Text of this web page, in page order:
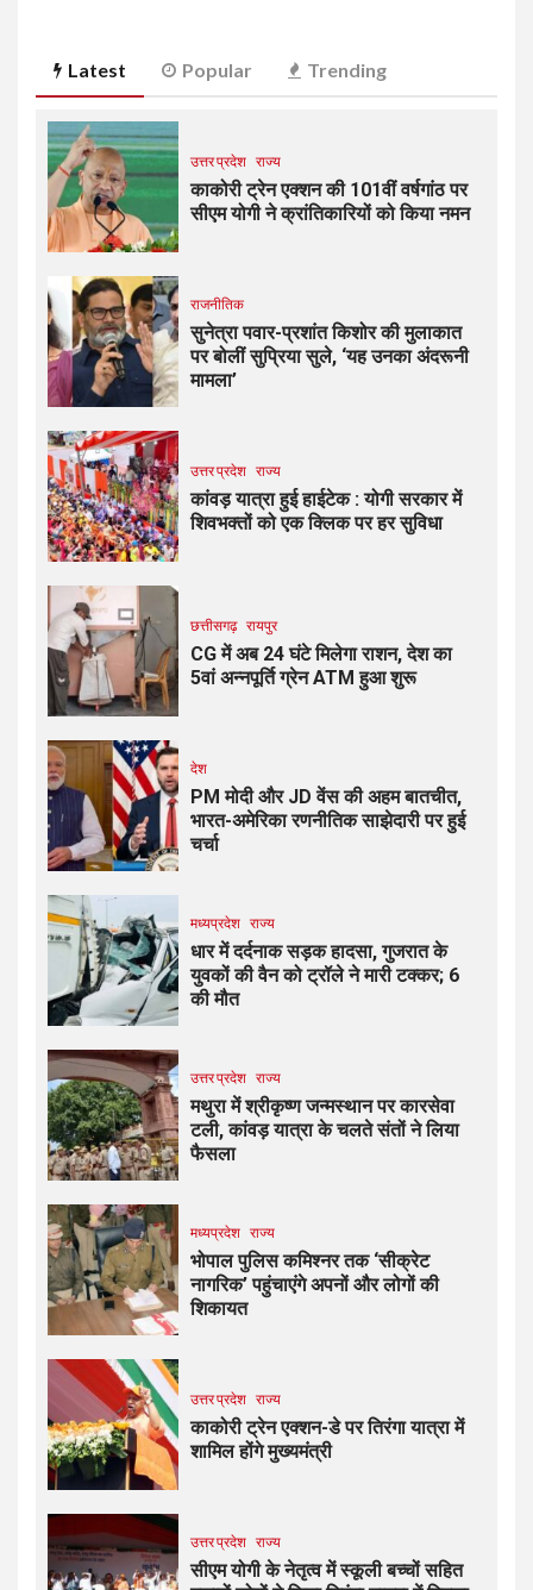
Latest Popular Trending
उत्तर प्रदेश राज्य
काकोरी ट्रेन एक्शन की 101वीं वर्षगांठ पर
सीएम योगी ने क्रांतिकारियों को किया नमन
राजनीतिक
सुनेत्रा पवार-प्रशांत किशोर की मुलाकात
पर बोलीं सुप्रिया सुले, ‘यह उनका अंदरूनी
मामला’
उत्तर प्रदेश राज्य
कांवड़ यात्रा हुई हाईटेक : योगी सरकार में
शिवभक्तों को एक क्लिक पर हर सुविधा
छत्तीसगढ़ रायपुर
CG में अब 24 घंटे मिलेगा राशन, देश का
5वां अन्नपूर्ति ग्रेन ATM हुआ शुरू
देश
PM मोदी और JD वेंस की अहम बातचीत,
भारत-अमेरिका रणनीतिक साझेदारी पर हुई
चर्चा
मध्यप्रदेश राज्य
धार में दर्दनाक सड़क हादसा, गुजरात के
युवकों की वैन को ट्रॉले ने मारी टक्कर; 6
की मौत
उत्तर प्रदेश राज्य
मथुरा में श्रीकृष्ण जन्मस्थान पर कारसेवा
टली, कांवड़ यात्रा के चलते संतों ने लिया
फैसला
मध्यप्रदेश राज्य
भोपाल पुलिस कमिश्नर तक ‘सीक्रेट
नागरिक’ पहुंचाएंगे अपनों और लोगों की
शिकायत
उत्तर प्रदेश राज्य
काकोरी ट्रेन एक्शन-डे पर तिरंगा यात्रा में
शामिल होंगे मुख्यमंत्री
उत्तर प्रदेश राज्य
सीएम योगी के नेतृत्व में स्कूली बच्चों सहित